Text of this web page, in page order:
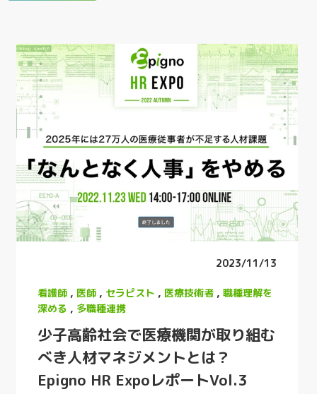
2023/11/13
看護師 , 医師 , セラピスト , 医療技術者 , 職種理解を
深める , 多職種連携
少子高齢社会で医療機関が取り組む
べき人材マネジメントとは？
Epigno HR ExpoレポートVol.3